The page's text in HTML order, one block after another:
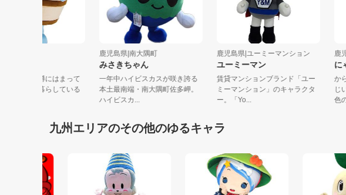
る日、うっかり樽にはまって
まい、そのまま暮らしている
鹿児島県|南大隅町
みさきちゃん
一年中ハイビスカスが咲き誇る
本土最南端・南大隅町佐多岬。
ハイビスカ...
鹿児島県|ユーミーマンション
ユーミーマン
賃貸マンションブランド「ユー
ミーマンション」のキャラクタ
ー。「Yo...
九州エリアのその他のゆるキャラ